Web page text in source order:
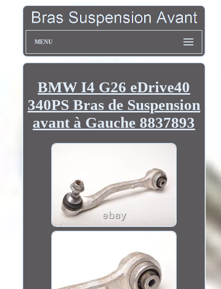
MENU
BMW I4 G26 eDrive40
340PS Bras de Suspension
avant à Gauche 8837893